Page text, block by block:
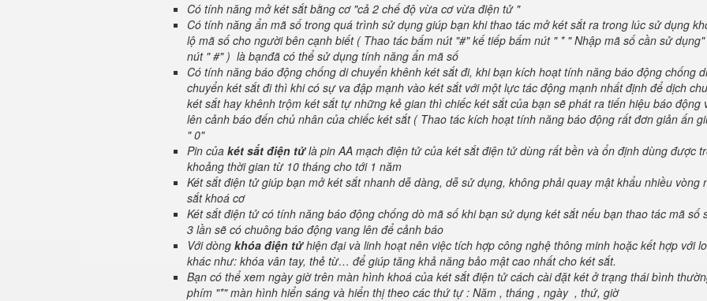
Có tính năng mở két sắt bằng cơ "cả 2 chế độ vừa cơ vừa điện tử "
Có tính năng ẩn mã số trong quá trình sử dụng giúp bạn khi thao tác mở két sắt ra trong lúc sử dụng
lộ mã số cho người bên cạnh biết ( Thao tác bấm nút "#" kế tiếp bấm nút " * " Nhập mã số cần sử
nút " #" ) là bạnđã có thể sử dụng tính năng ẩn mã số
Có tính năng báo động chống di chuyển khênh két sắt đi, khi bạn kích hoạt tính năng báo động chống di
chuyển két sắt đi thì khi có sự va đập mạnh vào két sắt với một lực tác động mạnh nhất định để dịch
két sắt hay khênh trộm két sắt tự những kẻ gian thì chiếc két sắt của bạn sẽ phát ra tiến hiệu báo động
lên cảnh báo đến chủ nhân của chiếc két sắt ( Thao tác kích hoạt tính năng báo động rất đơn giản ấn
" 0"
Pin của két sắt điện tửlà pin AA mạch điện tử của két sắt điện tử dùng rất bền và ổn định dùng được
khoảng thời gian từ 10 tháng cho tới 1 năm
Két sắt điện tử giúp bạn mở két sắt nhanh dễ dàng, dễ sử dụng, không phải quay mật khẩu nhiều vòng
sắt khoá cơ
Két sắt điện tử có tính năng báo động chống dò mã số khi bạn sử dụng két sắt nếu bạn thao tác mã số
3 lần sẽ có chuông báo động vang lên để cảnh báo
Với dòng khóa điện tửhiện đại và linh hoạt nên việc tích hợp công nghệ thông minh hoặc kết hợp với
khác như: khóa vân tay, thẻ từ… để giúp tăng khả năng bảo mật cao nhất cho két sắt.
Bạn có thể xem ngày giờ trên màn hình khoá của két sắt điện tử cách cài đặt két ở trạng thái bình
phím "*" màn hình hiển sáng và hiển thị theo các thứ tự : Năm , tháng , ngày , thứ, giờ